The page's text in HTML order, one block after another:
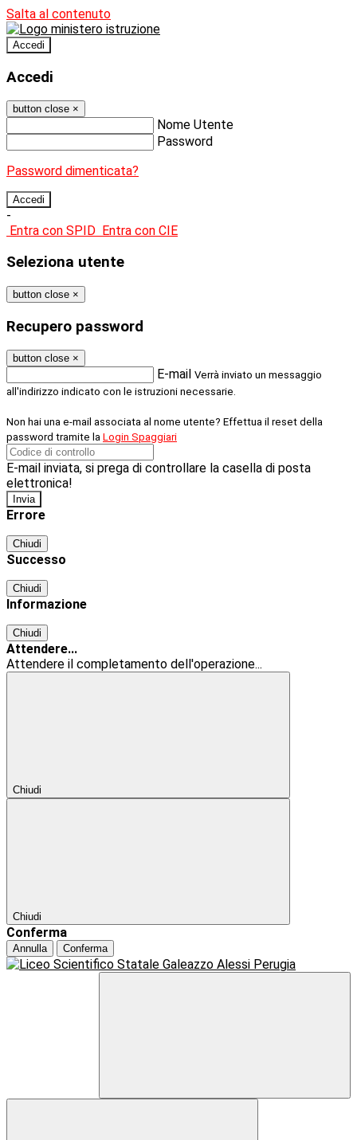
Salta al contenuto
Accedi
Accedi
button close ×
Nome Utente
Password
Password dimenticata?
-
Entra con SPID Entra con CIE
Seleziona utente
button close ×
Recupero password
button close ×
E-mail Verrà inviato un messaggio
all'indirizzo indicato con le istruzioni necessarie.
Non hai una e-mail associata al nome utente? Effettua il reset della
password tramite la Login Spaggiari
E-mail inviata, si prega di controllare la casella di posta
elettronica!
Errore
Chiudi
Successo
Chiudi
Informazione
Chiudi
Attendere...
Attendere il completamento dell'operazione...
Chiudi
Chiudi
Conferma
Annulla Conferma